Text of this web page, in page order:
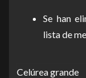
Se han
lista de
Celúrea grande